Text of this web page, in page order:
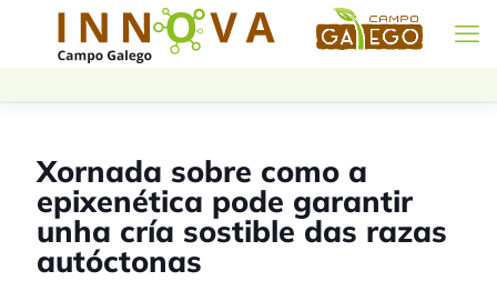
Xornada sobre como a
epixenética pode garantir
unha cría sostible das razas
autóctonas